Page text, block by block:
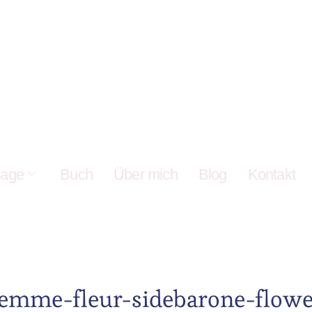
Buch Über mich Blog Kontakt
fleur-sidebarone-